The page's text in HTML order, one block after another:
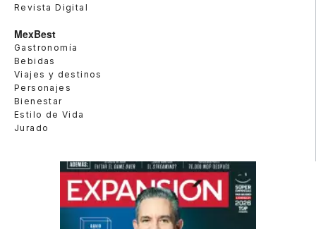
Revista Digital
MexBest
Gastronomía
Bebidas
Viajes y destinos
Personajes
Bienestar
Estilo de Vida
Jurado